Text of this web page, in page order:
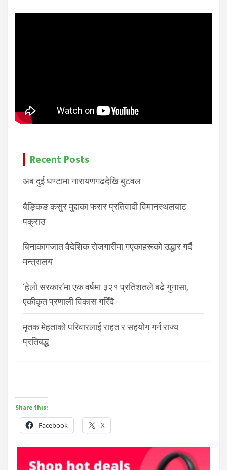
Recent Posts
अब दुई घण्टामा नारायणगढदेखि बुटवल
बैङ्किङ कसुर मुद्दाका फरार प्रतिवादी विमानस्थलबाट
पक्राउ
बिनाकागजात वैदेशिक रोजगारीमा गएकाहरूको उद्धार गर्दै
मन्त्रालय
‘हेलो सरकार’मा एक वर्षमा ३२१ प्रतिशतले बढे गुनासा,
एकीकृत प्रणाली विकास गरिँदै
मृतक मेहताको परिवारलाई राहत र सहयोग गर्न राज्य
प्रतिबद्ध
Share this:
Facebook X